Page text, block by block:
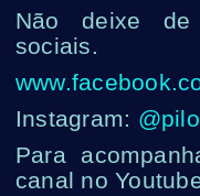
Não deixe de
sociais.
Instagram:
Para
canal no